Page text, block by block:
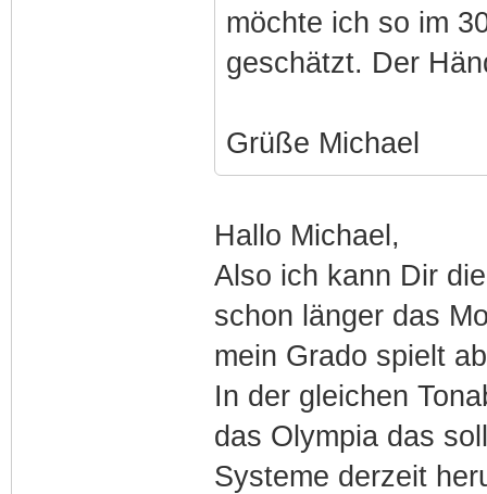
möchte ich so im
geschätzt. Der
Grüße Michael
Hallo Michael,
Also ich kann Dir
schon länger das
mein Grado spielt
In der gleichen
das Olympia das
Systeme derzeit